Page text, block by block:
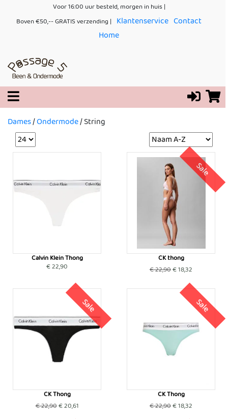
Voor 16:00 uur besteld, morgen in huis |
Boven €50,-- GRATIS verzending | Klantenservice Contact
Home
Dames/Ondermode/String
Calvin Klein Thong
€ 22,90
Sale
CK thong
€ 22,90€ 18,32
Sale
CK Thong
€ 22,90€ 20,61
Sale
CK Thong
€ 22,90€ 18,32